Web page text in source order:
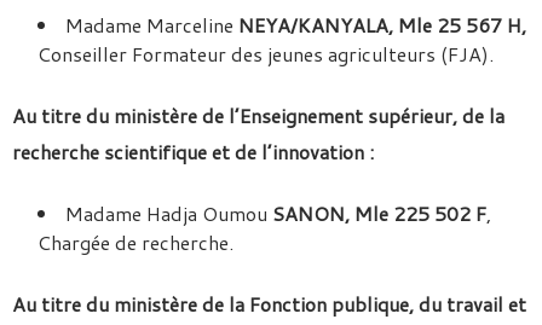
Madame Marceline NEYA/KANYALA, Mle 25 567 H,
Conseiller Formateur des jeunes agriculteurs (FJA).
Au titre du ministère de l’Enseignement supérieur, de la
recherche scientifique et de l’innovation :
Madame Hadja Oumou SANON, Mle 225 502 F,
Chargée de recherche.
Au titre du ministère de la Fonction publique, du travail et